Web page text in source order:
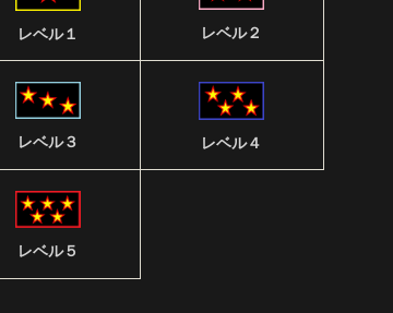
レベル１ レベル２
レベル３ レベル４
レベル５